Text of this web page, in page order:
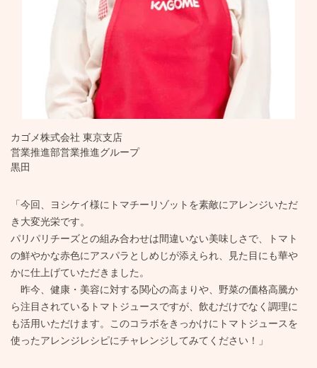
カゴメ株式会社 東京支店
営業推進部営業推進グループ
黒田
「今回、ヨシケイ様にトマチーリゾットを素敵にアレンジいただ
き大変光栄です。
パリパリチーズとの組み合わせは間違いない美味しさで、トマト
の鮮やかな赤色にアスパラとしめじが添えられ、見た目にも華や
かに仕上げていただきました。
昨今、健康・美容に対する関心の高まりや、野菜の価格高騰か
ら注目されているトマトジュースですが、飲むだけでなく調理に
も活用いただけます。このコラボをきっかけにトマトジュースを
使ったアレンジレシピにチャレンジしてみてください！」